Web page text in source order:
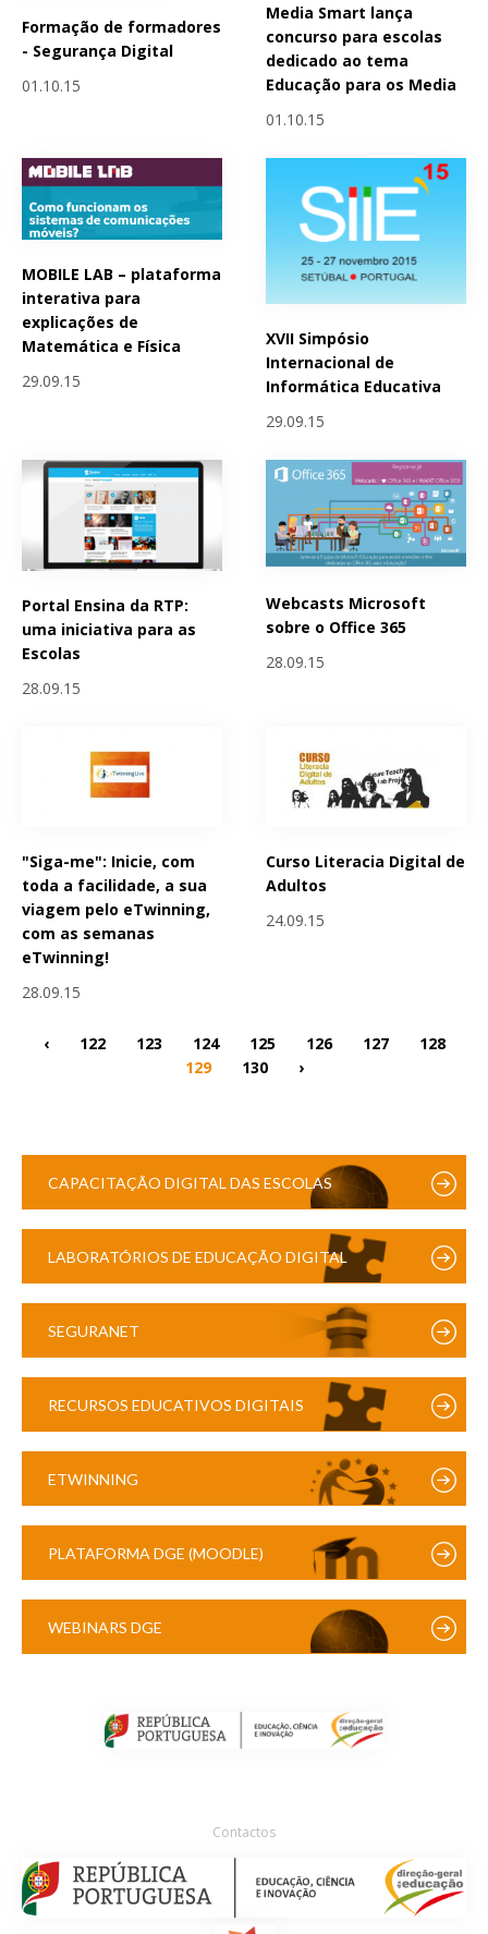
Formação de formadores
- Segurança Digital
01.10.15
Media Smart lança
concurso para escolas
dedicado ao tema
Educação para os Media
01.10.15
MOBILE LAB – plataforma
interativa para
explicações de
Matemática e Física
29.09.15
XVII Simpósio
Internacional de
Informática Educativa
29.09.15
Portal Ensina da RTP:
uma iniciativa para as
Escolas
28.09.15
Webcasts Microsoft
sobre o Office 365
28.09.15
"Siga-me": Inicie, com
toda a facilidade, a sua
viagem pelo eTwinning,
com as semanas
eTwinning!
28.09.15
Curso Literacia Digital de
Adultos
24.09.15
‹ 122 123 124 125 126 127
128
129
130 ›
CAPACITAÇÃO DIGITAL DAS ESCOLAS
LABORATÓRIOS DE EDUCAÇÃO DIGITAL
SEGURANET
RECURSOS EDUCATIVOS DIGITAIS
ETWINNING
PLATAFORMA DGE (MOODLE)
WEBINARS DGE
Contactos